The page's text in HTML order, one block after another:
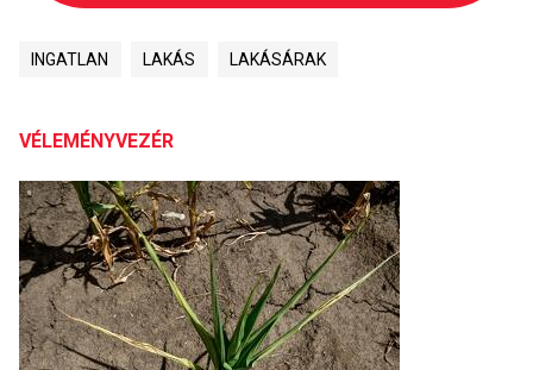
INGATLAN LAKÁS LAKÁSÁRAK
VÉLEMÉNYVEZÉR